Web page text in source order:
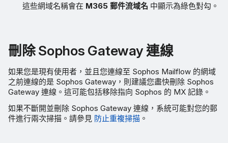
這些網域名稱會在 M365 郵件流域名 中顯示為綠色對勾。
刪除 Sophos Gateway 連線
如果您是現有使用者，並且您連線至 Sophos Mailflow 的網域
之前連線的是 Sophos Gateway，則建議您盡快刪除 Sophos
Gateway 連線。這可能包括移除指向 Sophos 的 MX 記錄。
如果不斷開並刪除 Sophos Gateway 連線，系統可能對您的郵
件進行兩次掃描。請參見 防止重複掃描 。